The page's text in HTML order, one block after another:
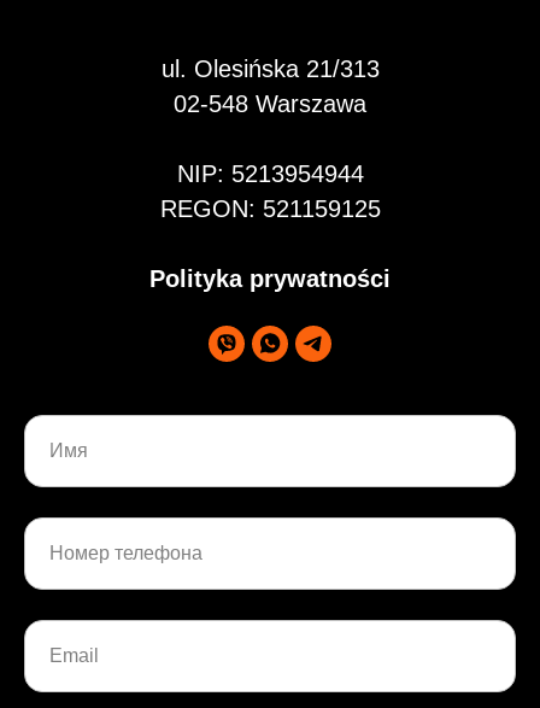
ul. Olesińska 21/313
02-548 Warszawa
NIP: 5213954944
REGON: 521159125
Polityka prywatności